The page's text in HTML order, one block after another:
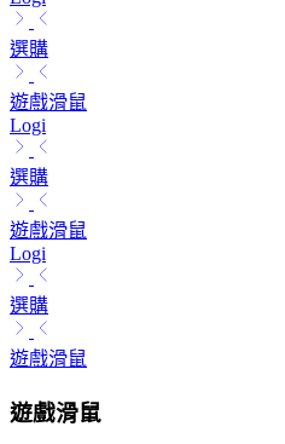
選購
遊戲滑鼠
Logi
選購
遊戲滑鼠
Logi
選購
遊戲滑鼠
遊戲滑鼠